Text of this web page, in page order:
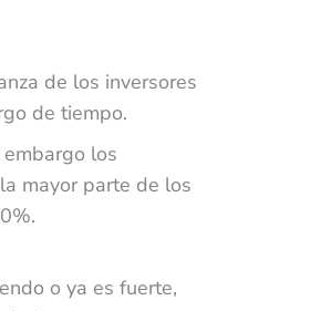
de los inversores
de tiempo.
los
mayor parte de los
o ya es fuerte,